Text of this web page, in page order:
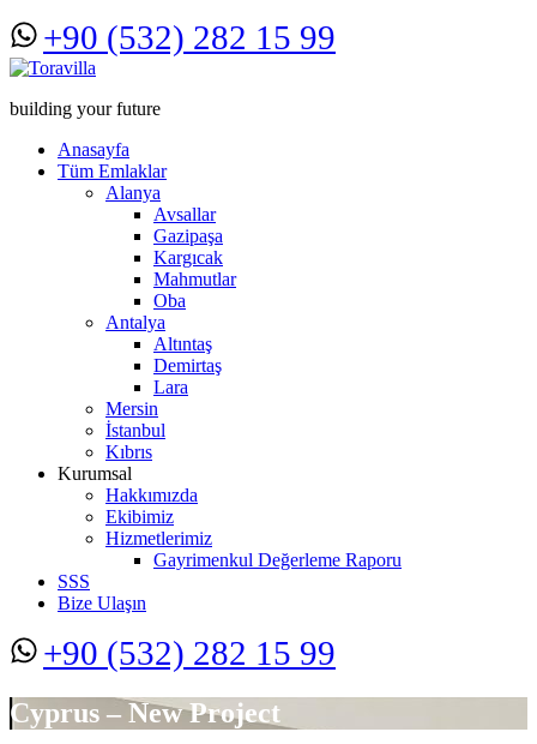
+90 (532) 282 15 99
building your future
Anasayfa
Tüm Emlaklar
Alanya
Avsallar
Gazipaşa
Kargıcak
Mahmutlar
Oba
Antalya
Altıntaş
Demirtaş
Lara
Mersin
İstanbul
Kıbrıs
Kurumsal
Hakkımızda
Ekibimiz
Hizmetlerimiz
Gayrimenkul Değerleme Raporu
SSS
Bize Ulaşın
+90 (532) 282 15 99
Cyprus – New Project